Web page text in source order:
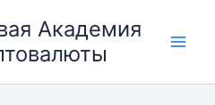
Академия